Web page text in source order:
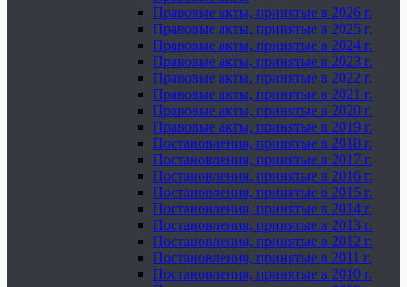
Правовые акты, принятые в 2026 г.
Правовые акты, принятые в 2025 г.
Правовые акты, принятые в 2024 г.
Правовые акты, принятые в 2023 г.
Правовые акты, принятые в 2022 г.
Правовые акты, принятые в 2021 г.
Правовые акты, принятые в 2020 г.
Правовые акты, принятые в 2019 г.
Постановления, принятые в 2018 г.
Постановления, принятые в 2017 г.
Постановления, принятые в 2016 г.
Постановления, принятые в 2015 г.
Постановления, принятые в 2014 г.
Постановления, принятые в 2013 г.
Постановления, принятые в 2012 г.
Постановления, принятые в 2011 г.
Постановления, принятые в 2010 г.